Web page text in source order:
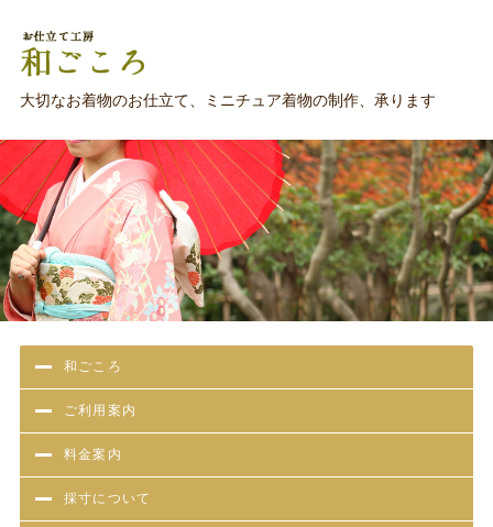
大切なお着物のお仕立て、ミニチュア着物の制作、承ります
和ごころ
ご利用案内
料金案内
採寸について